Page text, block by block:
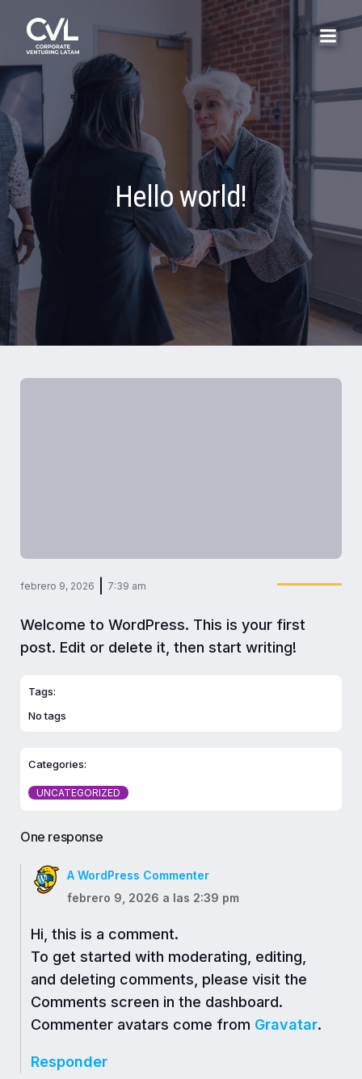
Hello world!
febrero 9, 2026 7:39 am
Welcome to WordPress. This is your first
post. Edit or delete it, then start writing!
Tags:
No tags
Categories:
UNCATEGORIZED
One response
A WordPress Commenter
febrero 9, 2026 a las 2:39 pm
Hi, this is a comment.
To get started with moderating, editing,
and deleting comments, please visit the
Comments screen in the dashboard.
Commenter avatars come from Gravatar.
Responder